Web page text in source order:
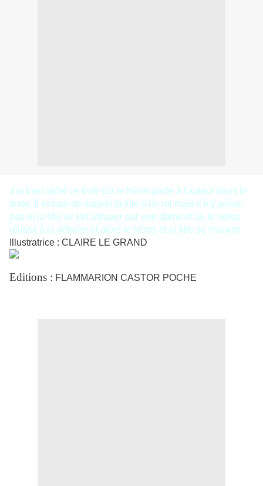
J'ai bien aimé ce livre car le héros parle à l'auteur dans le
texte. Il essaie de sauver la fille d'un roi mais il n'y arrive
pas et la fille se fait attraper par une dame et là, le héros
réussit à la délivrer et alors le héros et la fille se marient.
Illustratrice : CLAIRE LE GRAND
Editions : FLAMMARION CASTOR POCHE